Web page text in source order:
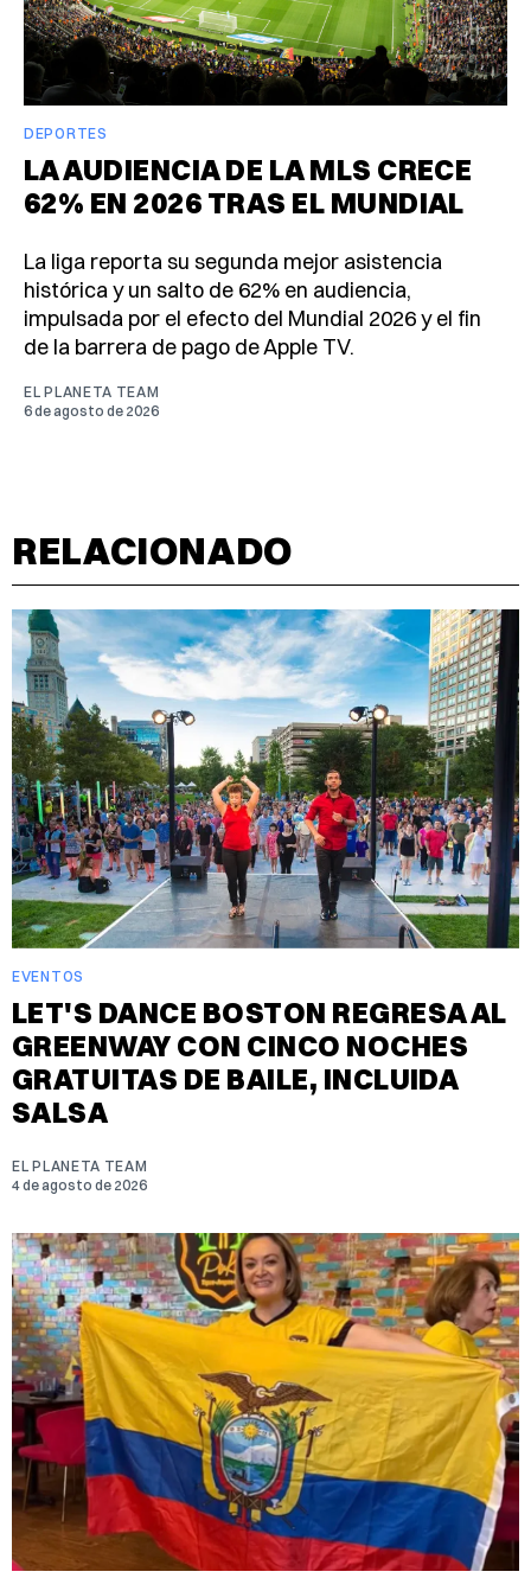
DEPORTES
LA AUDIENCIA DE LA MLS CRECE
62% EN 2026 TRAS EL MUNDIAL
La liga reporta su segunda mejor asistencia
histórica y un salto de 62% en audiencia,
impulsada por el efecto del Mundial 2026 y el fin
de la barrera de pago de Apple TV.
EL PLANETA TEAM
6 de agosto de 2026
RELACIONADO
EVENTOS
LET'S DANCE BOSTON REGRESA AL
GREENWAY CON CINCO NOCHES
GRATUITAS DE BAILE, INCLUIDA
SALSA
EL PLANETA TEAM
4 de agosto de 2026